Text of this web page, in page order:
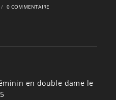
/ 0 COMMENTAIRE
en double dame le